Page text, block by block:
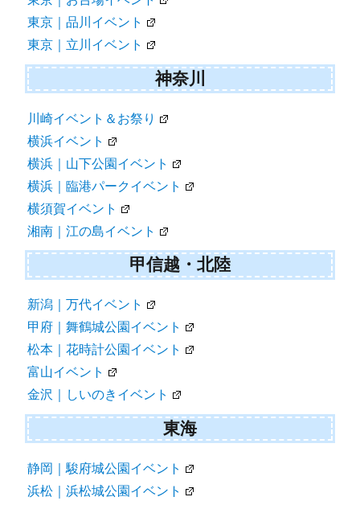
東京｜品川イベント
東京｜立川イベント
神奈川
川崎イベント＆お祭り
横浜イベント
横浜｜山下公園イベント
横浜｜臨港パークイベント
横須賀イベント
湘南｜江の島イベント
甲信越・北陸
新潟｜万代イベント
甲府｜舞鶴城公園イベント
松本｜花時計公園イベント
富山イベント
金沢｜しいのきイベント
東海
静岡｜駿府城公園イベント
浜松｜浜松城公園イベント